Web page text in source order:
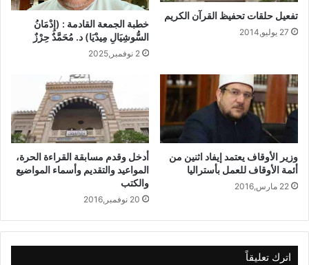
تفعيل حلقات تحفيظ القرآن الكريم
27 يوليو,2014
خطبة الجمعة القادمة : (إِدْمَانُ
السُّوشِيَالِ مِيدْيَا) د. مُحَمَّدٌ حِرْزٌ
2 نوفمبر,2025
وزير الأوقاف يعتمد إيفاد اثنين من
أئمة الأوقاف للعمل بأستراليا
22 مارس,2016
أدخل وقدم مسابقة القراءة الحرة،
المواعيد والتقديم وأسماء المواضيع
والكتب
20 نوفمبر,2016
اترك تعليقاً